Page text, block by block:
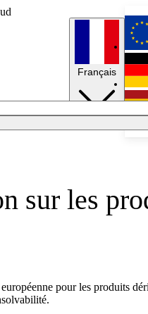
Français
sur les
pour les produits